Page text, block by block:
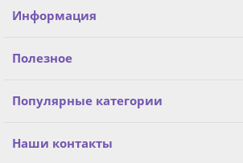
Информация
Полезное
Популярные категории
Наши контакты